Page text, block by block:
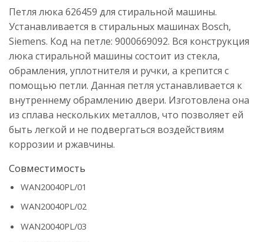
Петля люка 626459 для стиральной машины.
Устанавливается в стиральных машинах Bosch,
Siemens. Код на петле: 9000669092. Вся конструкция
люка стиральной машины состоит из стекла,
обрамления, уплотнителя и ручки, а крепится с
помощью петли. Данная петля устанавливается к
внутреннему обрамлению двери. Изготовлена она
из сплава нескольких металлов, что позволяет ей
быть легкой и не подвергаться воздействиям
коррозии и ржавчины.
Совместимость
WAN20040PL/01
WAN20040PL/02
WAN20040PL/03